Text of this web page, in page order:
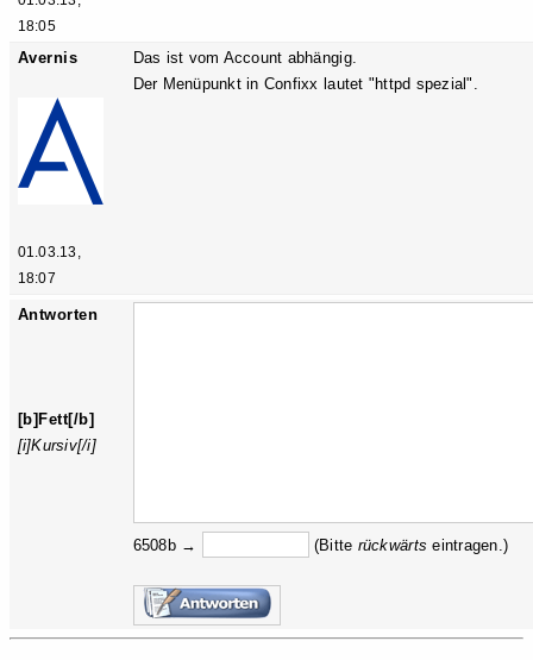
18:05
Avernis
01.03.13,
18:07
Das ist vom Account abhängig.
Der Menüpunkt in Confixx lautet "httpd spezial".
Antworten
[b]Fett[/b]
[i]Kursiv[/i]
6508b → (Bitte rückwärts eintragen.)